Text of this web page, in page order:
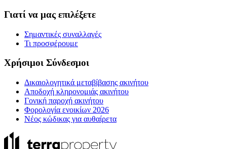
Γιατί να μας επιλέξετε
Σημαντικές συναλλαγές
Τι προσφέρουμε
Χρήσιμοι Σύνδεσμοι
Δικαιολογητικά μεταβίβασης ακινήτου
Αποδοχή κληρονομιάς ακινήτου
Γονική παροχή ακινήτου
Φορολογία ενοικίων 2026
Νέος κώδικας για αυθαίρετα